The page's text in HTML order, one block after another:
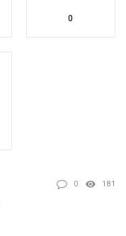
0
0 181